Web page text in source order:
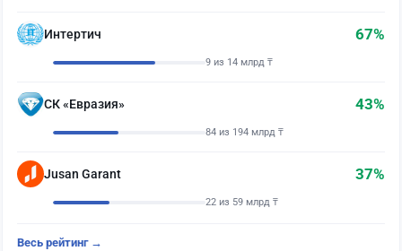
Интертич 67%
9 из 14 млрд ₸
СК «Евразия» 43%
84 из 194 млрд ₸
Jusan Garant 37%
22 из 59 млрд ₸
Весь рейтинг →